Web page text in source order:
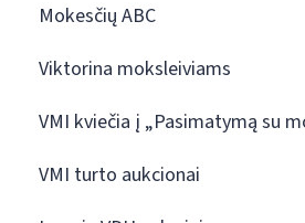
Mokesčių ABC
Viktorina moksleiviams
VMI kviečia į „Pasimatymą su
VMI turto aukcionai